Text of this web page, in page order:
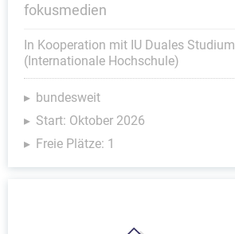
fokusmedien
In Kooperation mit IU Duales Studium
(Internationale Hochschule)
bundesweit
Start: Oktober 2026
Freie Plätze: 1